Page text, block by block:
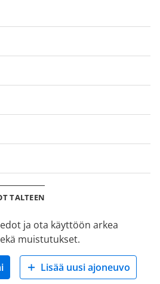
TALTEEN
ja ota käyttöön arkea
muistutukset.
Lisää uusi ajoneuvo